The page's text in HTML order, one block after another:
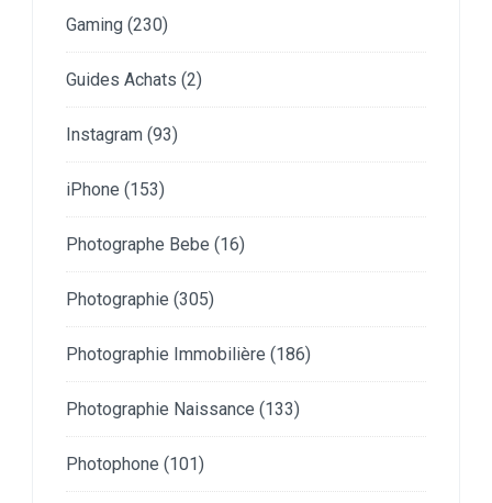
Gaming (230)
Guides Achats (2)
Instagram (93)
iPhone (153)
Photographe Bebe (16)
Photographie (305)
Photographie Immobilière (186)
Photographie Naissance (133)
Photophone (101)